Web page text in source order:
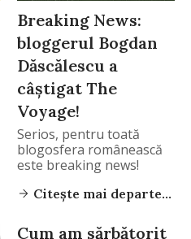
Breaking News:
bloggerul Bogdan
Dăscălescu a
câştigat The
Voyage!
Serios, pentru toată
blogosfera românească
este breaking news!
Citește mai departe...
Cum am sărbătorit